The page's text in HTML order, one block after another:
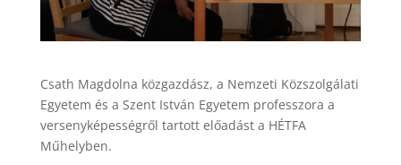
Csath Magdolna közgazdász, a Nemzeti Közszolgálati
Egyetem és a Szent István Egyetem professzora a
versenyképességről tartott előadást a HÉTFA
Műhelyben.